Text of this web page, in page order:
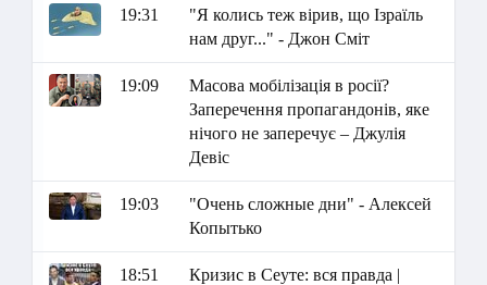
19:31
"Я колись теж вірив, що Ізраїль
нам друг..." - Джон Сміт
19:09
Масова мобілізація в росії?
Заперечення пропагандонів, яке
нічого не заперечує – Джулія
Девіс
19:03
"Очень сложные дни" - Алексей
Копытько
18:51
Кризис в Сеуте: вся правда |